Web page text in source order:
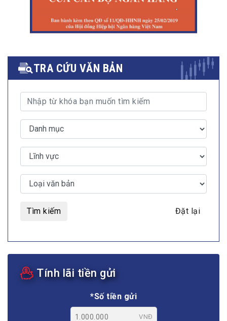
TRA CỨU VĂN BẢN
Tìm kiếm Đặt lại
Tính lãi tiền gửi
*Số tiền gửi
VNĐ